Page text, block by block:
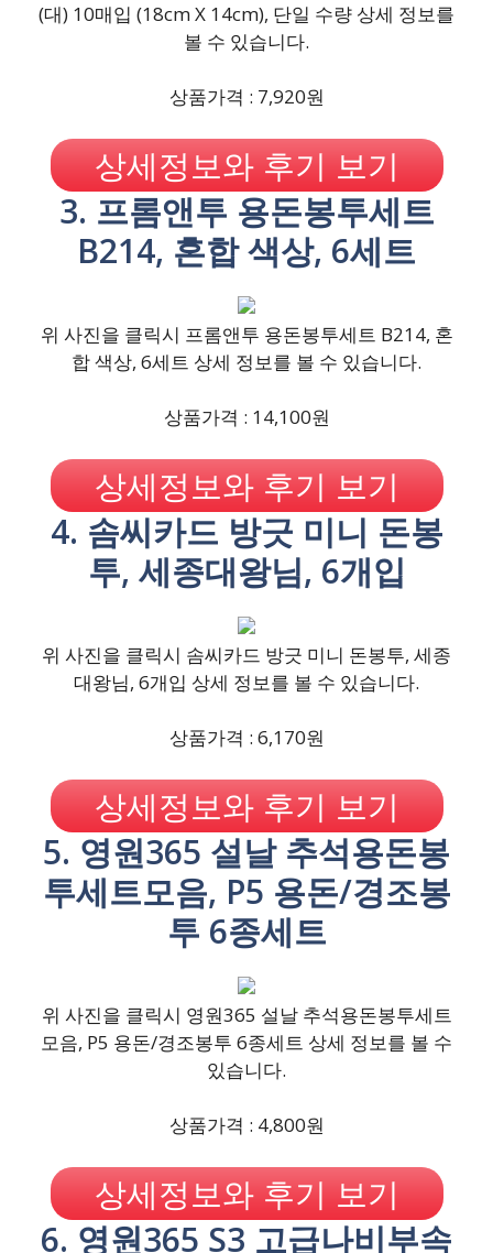
(대) 10매입 (18cm X 14cm), 단일 수량 상세 정보를
볼 수 있습니다.
상품가격 : 7,920원
상세정보와 후기 보기
3. 프롬앤투 용돈봉투세트
B214, 혼합 색상, 6세트
위 사진을 클릭시 프롬앤투 용돈봉투세트 B214, 혼
합 색상, 6세트 상세 정보를 볼 수 있습니다.
상품가격 : 14,100원
상세정보와 후기 보기
4. 솜씨카드 방긋 미니 돈봉
투, 세종대왕님, 6개입
위 사진을 클릭시 솜씨카드 방긋 미니 돈봉투, 세종
대왕님, 6개입 상세 정보를 볼 수 있습니다.
상품가격 : 6,170원
상세정보와 후기 보기
5. 영원365 설날 추석용돈봉
투세트모음, P5 용돈/경조봉
투 6종세트
위 사진을 클릭시 영원365 설날 추석용돈봉투세트
모음, P5 용돈/경조봉투 6종세트 상세 정보를 볼 수
있습니다.
상품가격 : 4,800원
상세정보와 후기 보기
6. 영원365 S3 고급나비부속